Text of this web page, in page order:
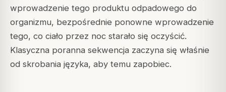
wprowadzenie tego produktu odpadowego do
organizmu, bezpośrednie ponowne wprowadzenie
tego, co ciało przez noc starało się oczyścić.
Klasyczna poranna sekwencja zaczyna się właśnie
od skrobania języka, aby temu zapobiec.